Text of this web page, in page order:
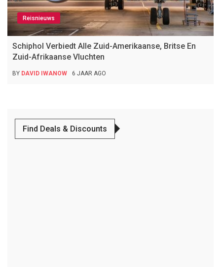
Reisnieuws
Schiphol Verbiedt Alle Zuid-Amerikaanse, Britse En
Zuid-Afrikaanse Vluchten
BY DAVID IWANOW 6 JAAR AGO
Find Deals & Discounts